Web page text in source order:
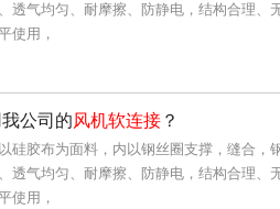
透气均匀、耐摩擦、防静电，结构合理、
使用，
公司的风机软连接 ？
硅胶布为面料，内以钢丝圈支撑，缝合，
透气均匀、耐摩擦、防静电，结构合理、
使用，